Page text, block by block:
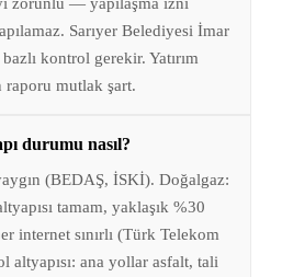
Sarıyer Belediyesi İmar
kontrol gerekir. Yatırım
raporu mutlak şart.
durumu nasıl?
(BEDAŞ, İSKİ). Doğalgaz:
tamam, yaklaşık %30
internet sınırlı (Türk Telekom
altyapısı: ana yollar asfalt, tali